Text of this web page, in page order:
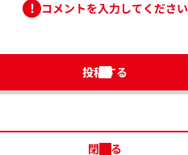
コメントを入力してください
投稿する
閉じる